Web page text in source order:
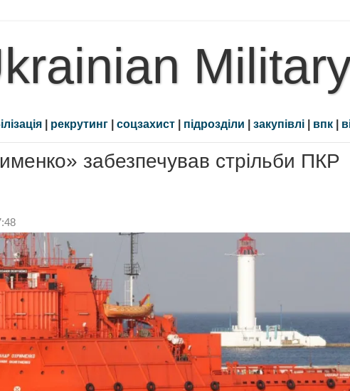
| рекрутинг | соцзахист | підрозділи | закупівлі | впк |
забезпечував стрільби ПКР